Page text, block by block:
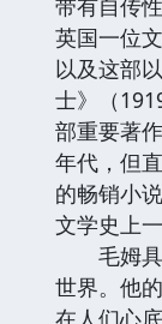
带有自传
英国一位
以及这部
士》（
部重要著
年代，但
的畅销小
文学史上
毛姆具
世界。他
在人们心